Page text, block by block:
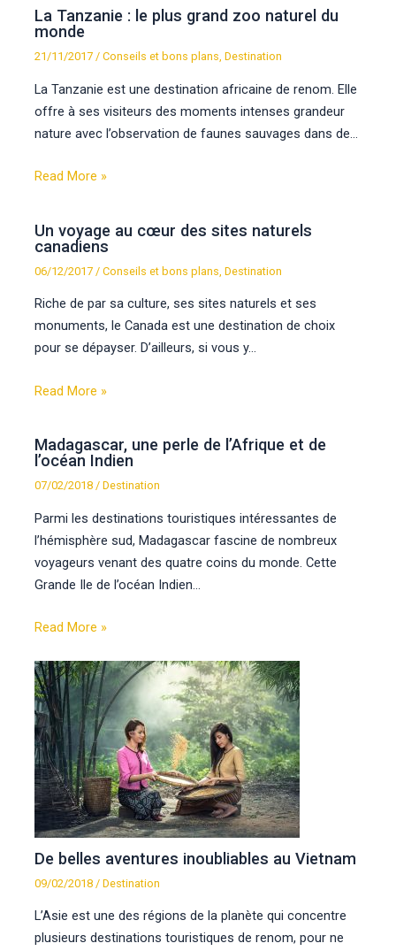
La Tanzanie : le plus grand zoo naturel du
monde
21/11/2017/Conseils et bons plans,Destination
La Tanzanie est une destination africaine de renom. Elle
offre à ses visiteurs des moments intenses grandeur
nature avec l’observation de faunes sauvages dans de…
Read More »
Un voyage au cœur des sites naturels
canadiens
06/12/2017 /Conseils et bons plans ,Destination
Riche de par sa culture, ses sites naturels et ses
monuments, le Canada est une destination de choix
pour se dépayser. D’ailleurs, si vous y…
Read More »
Madagascar, une perle de l’Afrique et de
l’océan Indien
07/02/2018/Destination
Parmi les destinations touristiques intéressantes de
l’hémisphère sud, Madagascar fascine de nombreux
voyageurs venant des quatre coins du monde. Cette
Grande Ile de l’océan Indien…
Read More »
De belles aventures inoubliables au Vietnam
09/02/2018 /Destination
L’Asie est une des régions de la planète qui concentre
plusieurs destinations touristiques de renom, pour ne